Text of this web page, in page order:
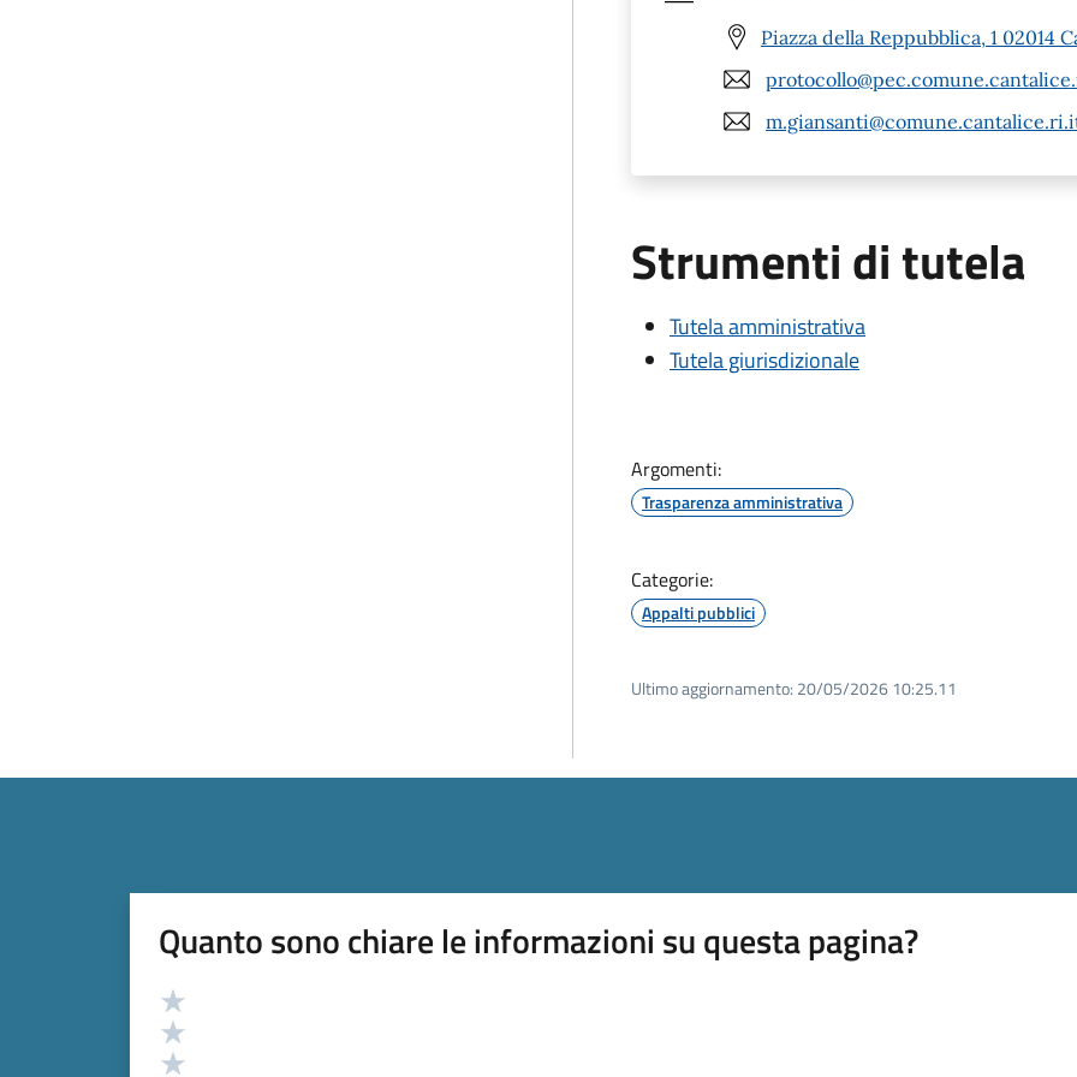
Piazza della Reppubblica, 1 02014
Strumenti di tutela
Tutela amministrativa
Tutela giurisdizionale
Argomenti:
Trasparenza amministrativa
Categorie:
Appalti pubblici
Ultimo aggiornamento: 20/05/2026 10:25.11
Quanto sono chiare le informazioni su questa pagina?
Valutazione